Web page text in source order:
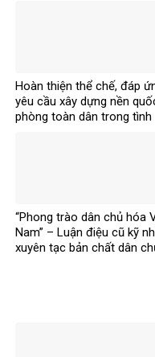
Hoàn thiện thể chế, đáp
yêu cầu xây dựng nền
phòng toàn dân trong tình
“Phong trào dân chủ hóa
Nam” – Luận điệu cũ kỹ
xuyên tạc bản chất dân